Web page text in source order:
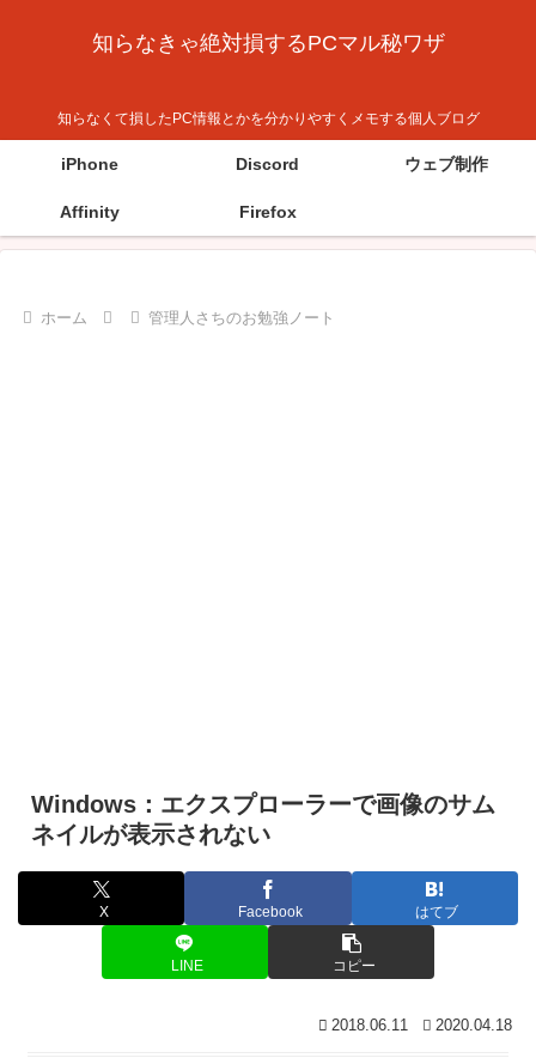
知らなきゃ絶対損するPCマル秘ワザ
知らなくて損したPC情報とかを分かりやすくメモする個人ブログ
iPhone Discord ウェブ制作
Affinity Firefox
ホーム 管理人さちのお勉強ノート
Windows：エクスプローラーで画像のサム
ネイルが表示されない
X Facebook はてブ
LINE コピー
2018.06.11 2020.04.18